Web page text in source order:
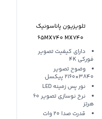
تلویزیون پاناسونیک
65MX740 MX740
دارای کیفیت تصویر
فورکی 4K
وضوح تصویر
3840×2160 پیکسل
نور پس زمینه LED
نرخ نوسازی تصویر 60
هرتز
قدرت صدا 20 وات